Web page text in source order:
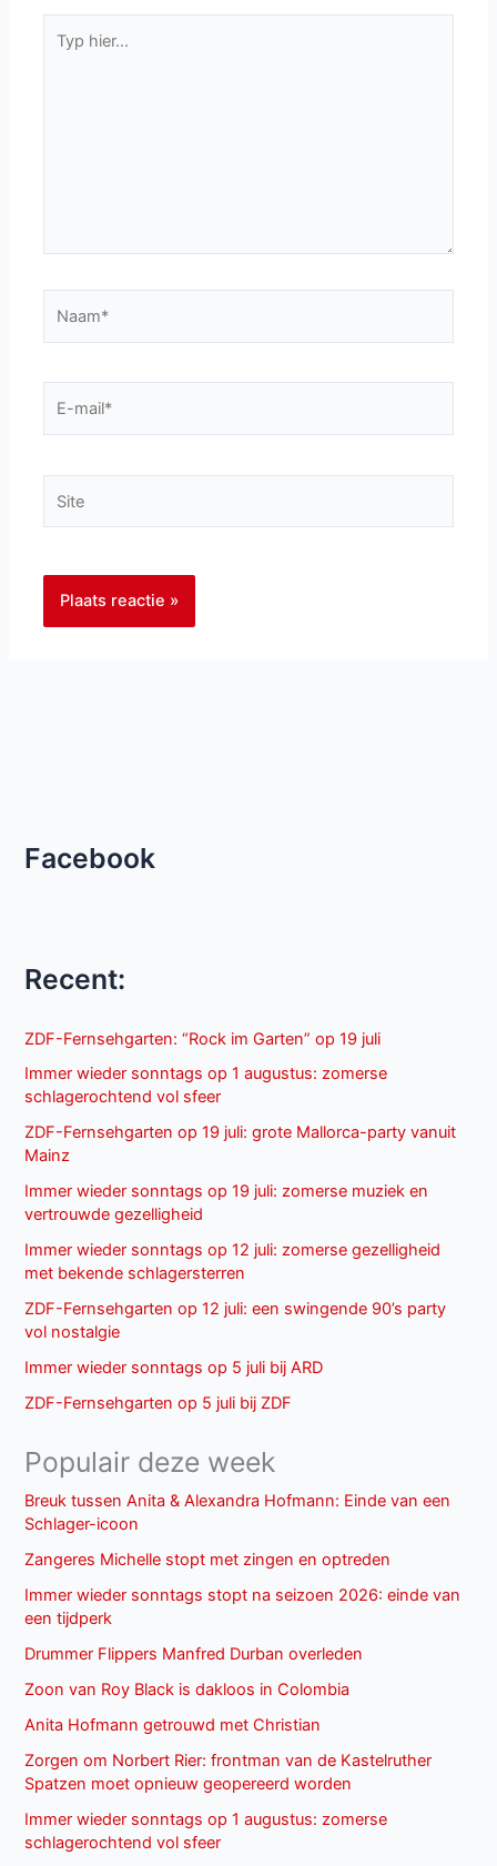
hier...
mail*
Facebook
Recent:
ZDF-Fernsehgarten: “Rock im Garten” op 19 juli
Immer wieder sonntags op 1 augustus: zomerse
schlagerochtend vol sfeer
ZDF-Fernsehgarten op 19 juli: grote Mallorca-party vanuit
Mainz
Immer wieder sonntags op 19 juli: zomerse muziek en
vertrouwde gezelligheid
Immer wieder sonntags op 12 juli: zomerse gezelligheid
met bekende schlagersterren
ZDF-Fernsehgarten op 12 juli: een swingende 90’s party
vol nostalgie
Immer wieder sonntags op 5 juli bij ARD
ZDF-Fernsehgarten op 5 juli bij ZDF
Populair deze week
Breuk tussen Anita & Alexandra Hofmann: Einde van een
Schlager-icoon
Zangeres Michelle stopt met zingen en optreden
Immer wieder sonntags stopt na seizoen 2026: einde van
een tijdperk
Drummer Flippers Manfred Durban overleden
Zoon van Roy Black is dakloos in Colombia
Anita Hofmann getrouwd met Christian
Zorgen om Norbert Rier: frontman van de Kastelruther
Spatzen moet opnieuw geopereerd worden
Immer wieder sonntags op 1 augustus: zomerse
schlagerochtend vol sfeer